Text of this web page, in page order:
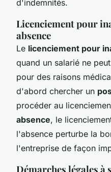
d'indemnités.
Licenciement pour
absence
Le licenciement pour
quand un salarié ne
pour des raisons
d'abord chercher un
procéder au
absence, le
l'absence perturbe la
l'entreprise de façon
Démarches légales